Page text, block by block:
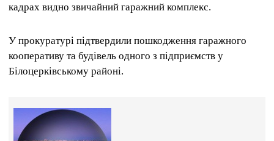
кадрах видно звичайний гаражний комплекс.
У прокуратурі підтвердили пошкодження гаражного
кооперативу та будівель одного з підприємств у
Білоцерківському районі.